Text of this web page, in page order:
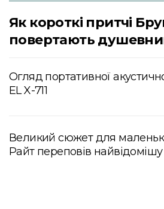
Як короткі притчі
повертають
Огляд портативної
EL X-711
Великий сюжет для
Райт переповів найвідомішу